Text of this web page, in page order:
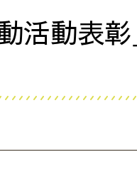
活動表